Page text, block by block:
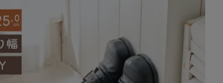
イズとなります)
安
L-24.0cm LL-24.5cm 3L-25.0cm
ラットシューズ
水レインアイテム
ウトレット